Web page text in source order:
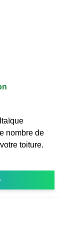
nombre de
toiture.